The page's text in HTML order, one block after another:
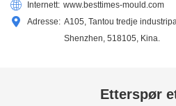
Internett: www.besttimes-mould.com
Adresse: A105, Tantou tredje
Shenzhen, 518105, Kina.
Etterspør